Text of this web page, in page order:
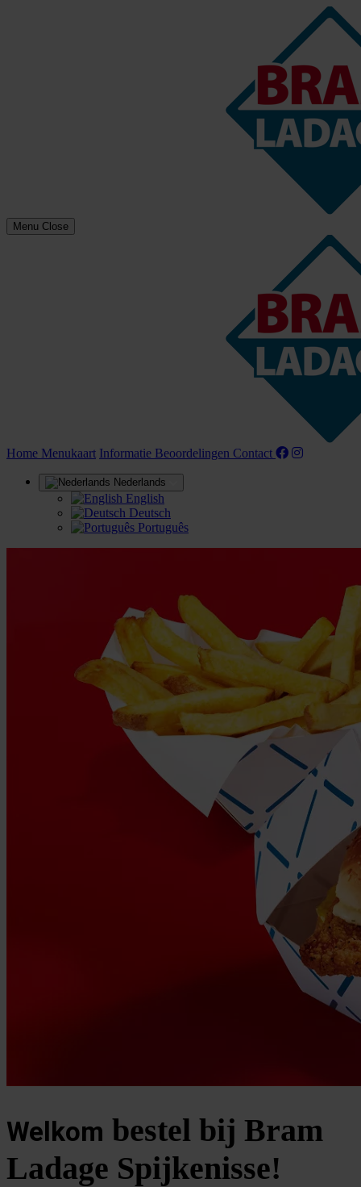
Menu Close
Home (huidige)
Menukaart Informatie Beoordelingen Contact
Nederlands
English
Deutsch
Português
Welkom bestel bij Bram
Ladage Spijkenisse!